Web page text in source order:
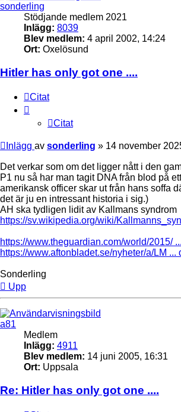
sonderling
Stödjande medlem 2021
Inlägg: 8039
Blev medlem: 4 april 2002, 14:24
Ort: Oxelösund
Hitler has only got one ....
Citat
Citat
Inlägg av sonderling » 14 november
Det verkar som om det ligger nått i den
P1 nu så har man tagit DNA från blod på
amerikansk officer skar ut från hans soffa
det är ju en intressant historia i sig.)
AH ska tydligen lidit av Kallmans syndrom
https://sv.wikipedia.org/wiki/
https://www.theguardian.com/world/2015/
https://www.aftonbladet.se/nyheter/a/LM ...
Sonderling
Upp
a81
Medlem
Inlägg: 4911
Blev medlem: 14 juni 2005, 16:31
Ort: Uppsala
Re: Hitler has only got one ....